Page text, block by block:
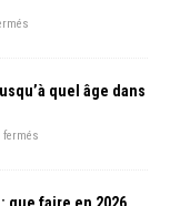
quel âge dans
fermés